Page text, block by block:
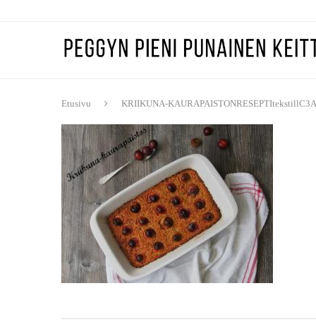
Etusivu KRIIKUNA-